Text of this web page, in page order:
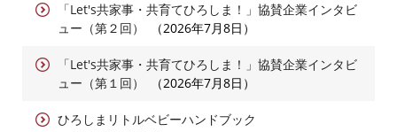
「Let's共家事・共育てひろしま！」協賛企業インタビ
ュー（第２回）
2026年7月8日
「Let's共家事・共育てひろしま！」協賛企業インタビ
ュー（第１回）
2026年7月8日
ひろしまリトルベビーハンドブック